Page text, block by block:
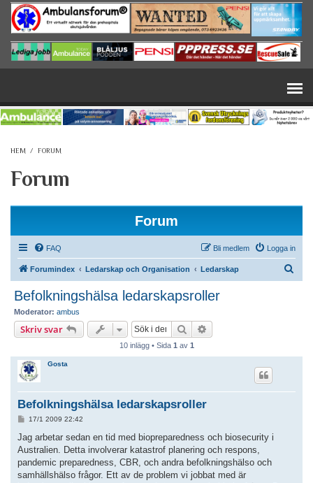
Hoppa till huvudinnehåll
HEM / FORUM
Forum